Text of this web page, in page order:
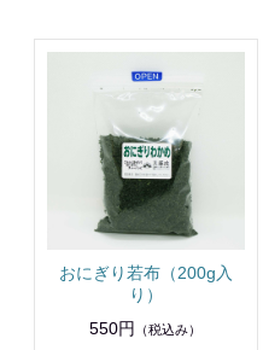
おにぎり若布（200g入
り）
550円
（税込み）